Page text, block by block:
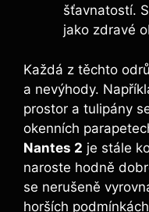
šťavnatostí.
jako zdravé
Každá z těchto
a nevýhody.
prostor a tulipány
okenních
Nantes 2 je stále
naroste hodně
se nerušeně
horších